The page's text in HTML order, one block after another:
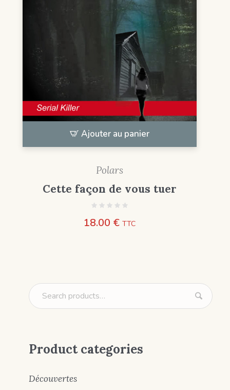
Ajouter au panier
Polars
Cette façon de vous tuer
18.00 € TTC
Product categories
Découvertes